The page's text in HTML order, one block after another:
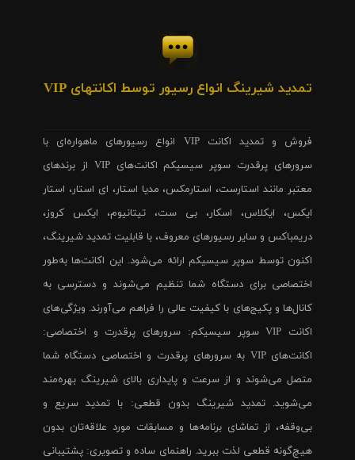
تمدید شیرینگ انواع رسیور توسط اکانتهای VIP
فروش و تمدید اکانت VIP انواع رسیورهای ماهواره‌ای با
سرورهای پرقدرت سوپر سیسیکم اکانت‌های VIP از برندهای
معتبر مانند استارست، استارمکس، مدیا استار، ای استار، استار
ایکس، ایکلاس، اسکار، بی ست، تیتانیوم، ایکس کروز،
دریمباکس و سایر رسیورهای معروف، با قابلیت تمدید شیرینگ،
اکنون توسط سوپر سیسیکم ارائه می‌شود. این اکانت‌ها به‌طور
اختصاصی برای دستگاه شما تنظیم می‌شوند و دسترسی به
کانال‌ها و پکیج‌های با کیفیت عالی را فراهم می‌آورند. ویژگی‌های
اکانت VIP سوپر سیسیکم: سرورهای پرقدرت و اختصاصی:
اکانت‌های VIP به سرورهای پرقدرت و اختصاصی دستگاه شما
متصل می‌شوند و از سرعت و پایداری بالای شیرینگ بهره‌مند
می‌شوید. تمدید شیرینگ بدون قطعی: با تمدید سریع و
بی‌وقفه، از تماشای برنامه‌ها و مسابقات مورد علاقه‌تان بدون
هیچ‌گونه قطعی لذت ببرید. راهنمای ساده و تصویری: پشتیبانی